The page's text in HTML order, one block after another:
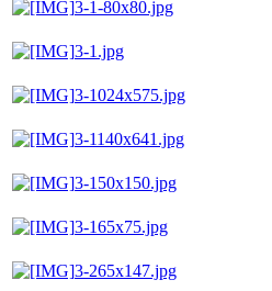
3-1-80x80.jpg
3-1.jpg
3-1024x575.jpg
3-1140x641.jpg
3-150x150.jpg
3-165x75.jpg
3-265x147.jpg